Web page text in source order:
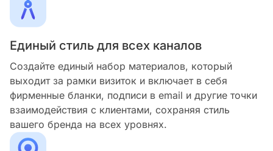
Единый стиль для всех каналов
Создайте единый набор материалов, который
выходит за рамки визиток и включает в себя
фирменные бланки, подписи в email и другие точки
взаимодействия с клиентами, сохраняя стиль
вашего бренда на всех уровнях.